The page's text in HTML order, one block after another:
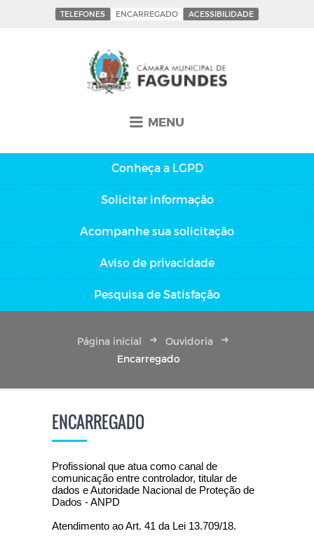
TELEFONES ENCARREGADO ACESSIBILIDADE
MENU
Conheça a LGPD
Solicitar informação
Acompanhe sua solicitação
Aviso de privacidade
Pesquisa de Satisfação
Página inicial
Ouvidoria
Encarregado
ENCARREGADO
Profissional que atua como canal de
comunicação entre controlador, titular de
dados e Autoridade Nacional de Proteção de
Dados - ANPD
Atendimento ao Art. 41 da Lei 13.709/18.